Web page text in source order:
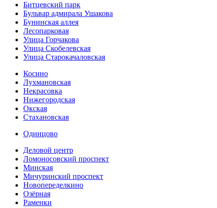
Битцевский парк
Бульвар адмирала Ушакова
Бунинская аллея
Лесопарковая
Улица Горчакова
Улица Скобелевская
Улица Старокача­ловская
Косино
Лухмановская
Некрасовка
Нижегородская
Окская
Стахановская
Одинцово
Деловой центр
Ломоносовский проспект
Минская
Мичуринский проспект
Новопере­делкино
Озёрная
Раменки